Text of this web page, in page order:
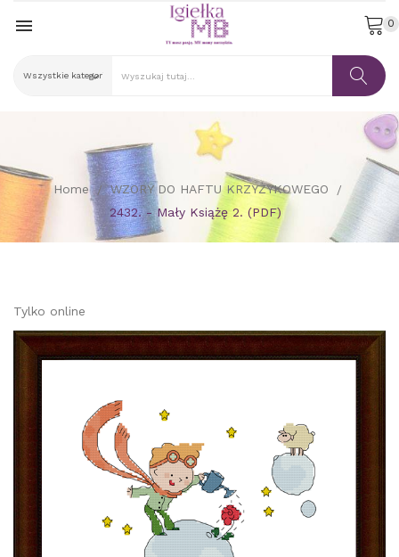
 0
Home
WZORY DO HAFTU KRZYŻYKOWEGO
2432. - Mały Książę 2. (PDF)
Tylko online